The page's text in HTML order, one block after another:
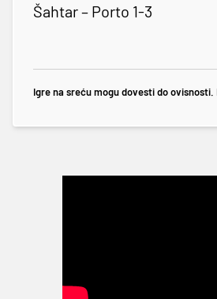
Šahtar – Porto 1-3
Igre na sreću mogu dovesti do